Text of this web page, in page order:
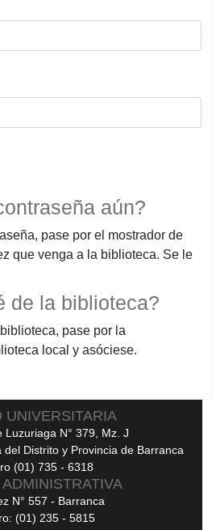
aún?
pase por el mostrador de
que venga a la biblioteca. Se le
de la biblioteca?
pase por la
local y asóciese.
UNIVERSITARIA
Luzuriaga N° 379, Mz. J
Distrito y Provincia de Barranca
(01) 735 - 6318
N° 557 - Barranca
(01) 235 - 5815